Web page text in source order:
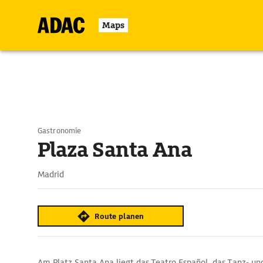
Maps
Gastronomie
Plaza Santa Ana
Madrid
Route planen